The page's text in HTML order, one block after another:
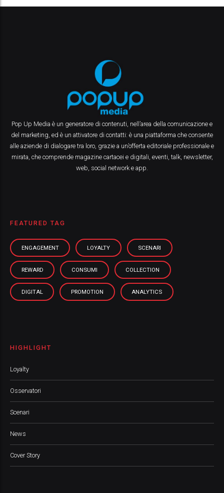
Pop Up Media è un generatore di contenuti, nell’area della comunicazione e
del marketing, ed è un attivatore di contatti: è una piattaforma che consente
alle aziende di dialogare tra loro, grazie a un’offerta editoriale professionale e
mirata, che comprende magazine cartacei e digitali, eventi, talk, newsletter,
web, social network e app.
FEATURED TAG
ENGAGEMENT LOYALTY SCENARI
REWARD CONSUMI COLLECTION
DIGITAL PROMOTION ANALYTICS
HIGHLIGHT
Loyalty
Osservatori
Scenari
News
Cover Story